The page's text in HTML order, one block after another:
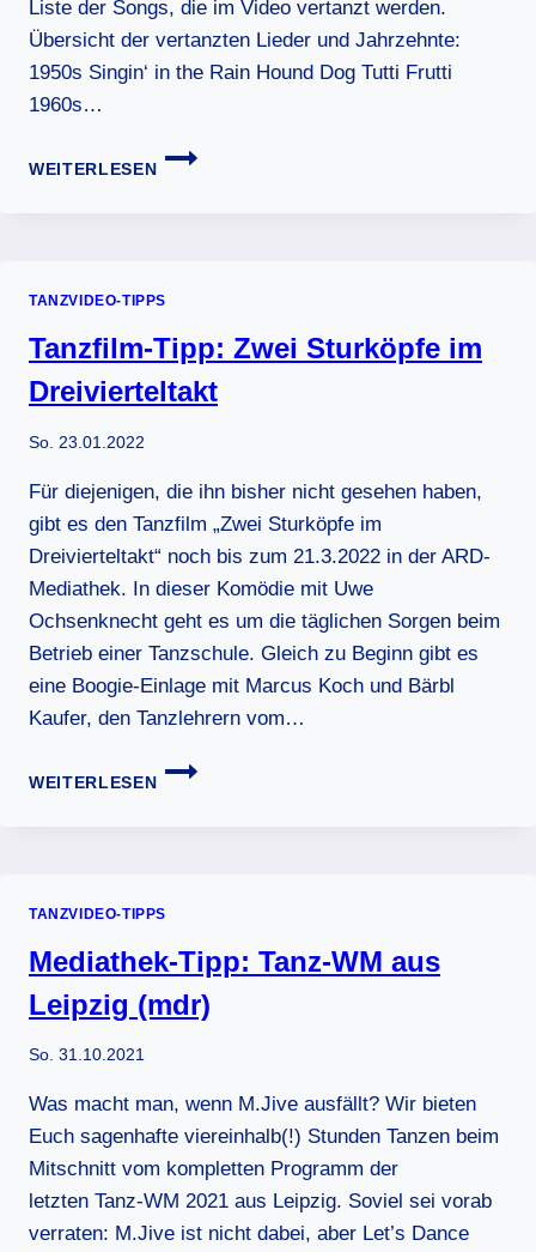
Liste der Songs, die im Video vertanzt werden.
Übersicht der vertanzten Lieder und Jahrzehnte:
1950s Singin‘ in the Rain Hound Dog Tutti Frutti
1960s…
WEITERLESEN
DIE
EVOLUTION
TANZVIDEO-TIPPS
Tanzfilm-Tipp: Zwei Sturköpfe im
Dreivierteltakt
So. 23.01.2022
Für diejenigen, die ihn bisher nicht gesehen haben,
gibt es den Tanzfilm „Zwei Sturköpfe im
Dreivierteltakt“ noch bis zum 21.3.2022 in der ARD-
Mediathek. In dieser Komödie mit Uwe
Ochsenknecht geht es um die täglichen Sorgen beim
Betrieb einer Tanzschule. Gleich zu Beginn gibt es
eine Boogie-Einlage mit Marcus Koch und Bärbl
Kaufer, den Tanzlehrern vom…
WEITERLESEN
TANZFILM-
TIPP:
TANZVIDEO-TIPPS
Mediathek-Tipp: Tanz-WM aus
Leipzig (mdr)
So. 31.10.2021
Was macht man, wenn M.Jive ausfällt? Wir bieten
Euch sagenhafte viereinhalb(!) Stunden Tanzen beim
Mitschnitt vom kompletten Programm der
letzten Tanz-WM 2021 aus Leipzig. Soviel sei vorab
verraten: M.Jive ist nicht dabei, aber Let’s Dance